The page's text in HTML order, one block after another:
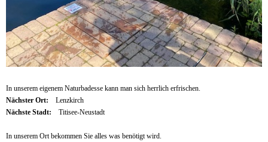
In unserem eigenem Naturbadesse kann man sich herrlich erfrischen.
Nächster Ort:
Lenzkirch
Nächste Stadt:
Titisee-Neustadt
In unserem Ort bekommen Sie alles was benötigt wird.